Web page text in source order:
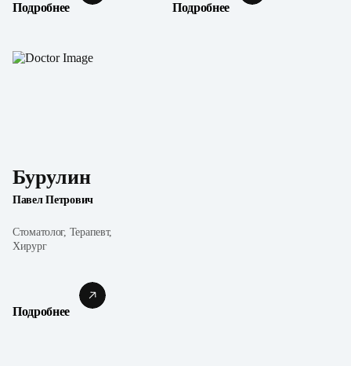
Подробнее Подробнее
Бурулин
Павел Петрович
Стоматолог, Терапевт,
Хирург
Подробнее